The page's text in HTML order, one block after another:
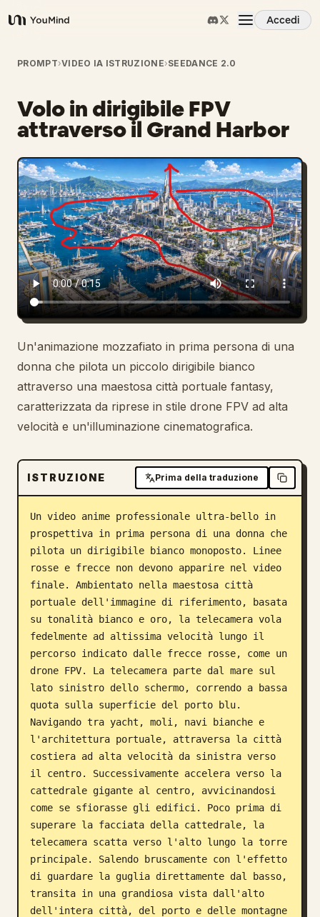
YouMind
Accedi
Panoramica
Casi d'uso
Abilità
Prompt
Prezzi
Scarica
Blog
Aggiornamenti
PROMPT›VIDEO IA ISTRUZIONE›SEEDANCE 2.0
Volo in dirigibile FPV
attraverso il Grand Harbor
Un'animazione mozzafiato in prima persona di una
donna che pilota un piccolo dirigibile bianco
attraverso una maestosa città portuale fantasy,
caratterizzata da riprese in stile drone FPV ad alta
velocità e un'illuminazione cinematografica.
ISTRUZIONE Prima della traduzione
Un video anime professionale ultra-bello in
prospettiva in prima persona di una donna che
pilota un dirigibile bianco monoposto. Linee
rosse e frecce non devono apparire nel video
finale. Ambientato nella maestosa città
portuale dell'immagine di riferimento, basata
su tonalità bianco e oro, la telecamera vola
fedelmente ad altissima velocità lungo il
percorso indicato dalle frecce rosse, come un
drone FPV. La telecamera parte dal mare sul
lato sinistro dello schermo, correndo a bassa
quota sulla superficie del porto blu.
Navigando tra yacht, moli, navi bianche e
l'architettura portuale, attraversa la città
costiera ad alta velocità da sinistra verso
il centro. Successivamente accelera verso la
cattedrale gigante al centro, avvicinandosi
come se sfiorasse gli edifici. Poco prima di
superare la facciata della cattedrale, la
telecamera scatta verso l'alto lungo la torre
principale. Salendo bruscamente con l'effetto
di guardare la guglia direttamente dal basso,
transita in una grandiosa vista dall'alto
dell'intera città, del porto e delle montagne